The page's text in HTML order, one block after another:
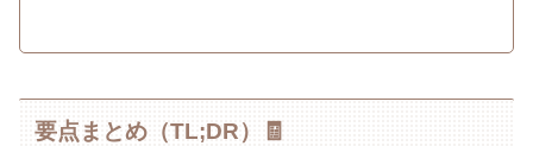
要点まとめ（TL;DR）🧾